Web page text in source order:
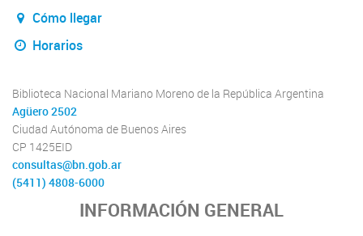
Cómo llegar
Horarios
Biblioteca Nacional Mariano Moreno de la República Argentina
Agüero 2502
Ciudad Autónoma de Buenos Aires
CP 1425EID
consultas@bn.gob.ar
(5411) 4808-6000
INFORMACIÓN GENERAL